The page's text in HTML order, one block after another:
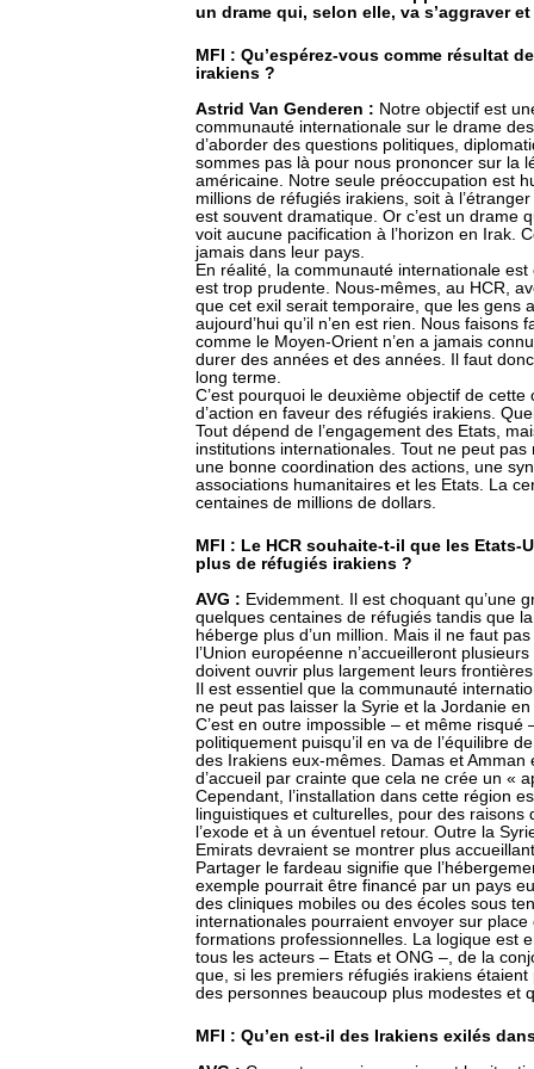
un drame qui, selon elle, va s’aggraver
MFI : Qu’espérez-vous comme résultat
irakiens ?
Astrid Van Genderen : Notre objectif est
communauté internationale sur le drame
d’aborder des questions politiques,
sommes pas là pour nous prononcer sur la
américaine. Notre seule préoccupation est
millions de réfugiés irakiens, soit à
est souvent dramatique. Or c’est un drame
voit aucune pacification à l’horizon en Irak.
jamais dans leur pays.
En réalité, la communauté internationale
est trop prudente. Nous-mêmes, au HCR,
que cet exil serait temporaire, que les gens
aujourd’hui qu’il n’en est rien. Nous
comme le Moyen-Orient n’en a jamais
durer des années et des années. Il faut
long terme.
C’est pourquoi le deuxième objectif de cette
d’action en faveur des réfugiés irakiens.
Tout dépend de l’engagement des Etats,
institutions internationales. Tout ne peut
une bonne coordination des actions, une
associations humanitaires et les Etats. La
centaines de millions de dollars.
MFI : Le HCR souhaite-t-il que les Etats-
plus de réfugiés irakiens ?
AVG : Evidemment. Il est choquant qu’une
quelques centaines de réfugiés tandis que
héberge plus d’un million. Mais il ne faut
l’Union européenne n’accueilleront
doivent ouvrir plus largement leurs
Il est essentiel que la communauté
ne peut pas laisser la Syrie et la Jordanie
C’est en outre impossible – et même
politiquement puisqu’il en va de l’équilibre
des Irakiens eux-mêmes. Damas et
d’accueil par crainte que cela ne crée un «
Cependant, l’installation dans cette région
linguistiques et culturelles, pour des
l’exode et à un éventuel retour. Outre la
Emirats devraient se montrer plus
Partager le fardeau signifie que
exemple pourrait être financé par un pays
des cliniques mobiles ou des écoles sous
internationales pourraient envoyer sur
formations professionnelles. La logique est
tous les acteurs – Etats et ONG –, de la
que, si les premiers réfugiés irakiens
des personnes beaucoup plus modestes et
MFI : Qu’en est-il des Irakiens exilés